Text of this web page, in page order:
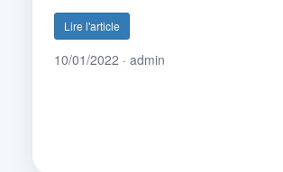
Lire l'article
10/01/2022 · admin